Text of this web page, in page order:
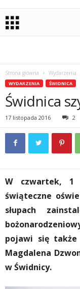
Strona główna Wydarzenia
WYDARZENIA ŚWIDNICA
Świdnica
17 listopada 2016 2
W czwartek, 1
świąteczne
słupach
pojawi się
Magdalena
w Świdnicy.